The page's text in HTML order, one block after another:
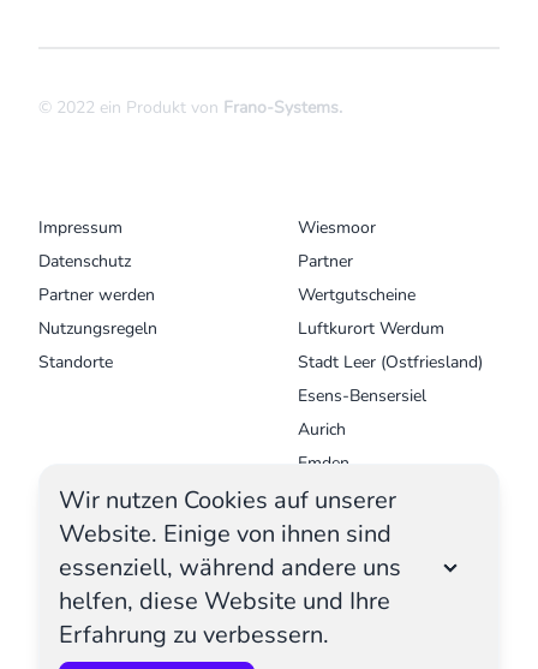
© 2022 ein Produkt von Frano-Systems.
Impressum
Datenschutz
Partner werden
Nutzungsregeln
Standorte
Wiesmoor
Partner
Wertgutscheine
Luftkurort Werdum
Stadt Leer (Ostfriesland)
Esens-Bensersiel
Aurich
Emden
Krummhörn - Greetsiel
Norden Norddeich
Nordseestadt
Wilhelmshaven
Wir nutzen Cookies auf unserer
Website. Einige von ihnen sind
essenziell, während andere uns
helfen, diese Website und Ihre
Erfahrung zu verbessern.